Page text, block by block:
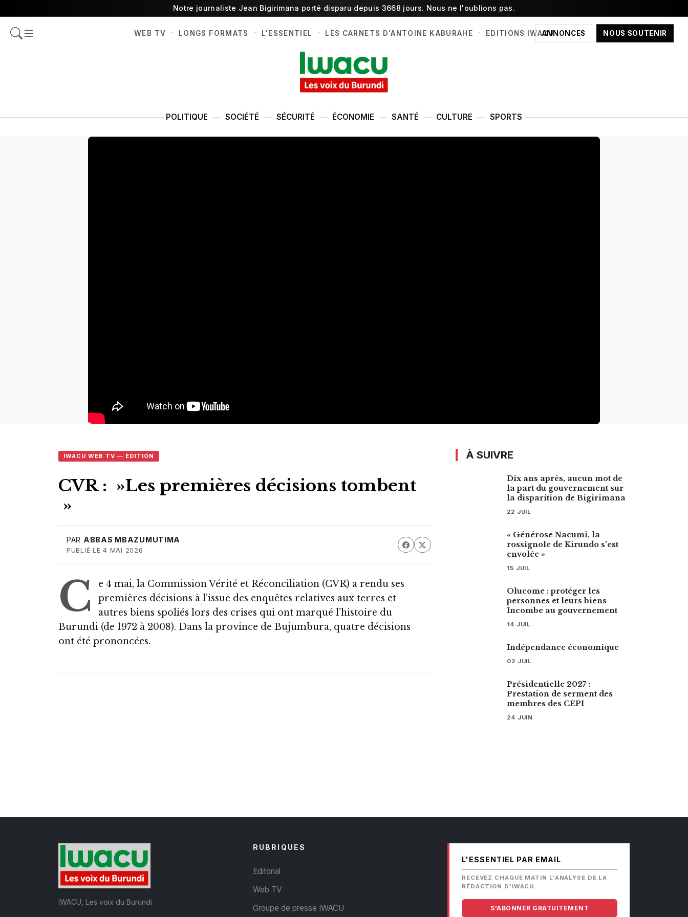
Notre journaliste Jean Bigirimana porté disparu depuis 3668 jours. Nous ne l'oublions pas.
ANNONCES NOUS SOUTENIR
WEB TV · LONGS FORMATS · L'ESSENTIEL · LES CARNETS D'ANTOINE KABURAHE · EDITIONS IWACU
POLITIQUE SOCIÉTÉ SÉCURITÉ ÉCONOMIE SANTÉ CULTURE SPORTS
IWACU WEB TV — ÉDITION
CVR : »Les premières décisions tombent
»
PAR ABBAS MBAZUMUTIMA
PUBLIÉ LE 4 MAI 2026
C
e 4 mai, la Commission Vérité et Réconciliation (CVR) a rendu ses
premières décisions à l’issue des enquêtes relatives aux terres et
autres biens spoliés lors des crises qui ont marqué l’histoire du
Burundi (de 1972 à 2008). Dans la province de Bujumbura, quatre décisions
ont été prononcées.
À SUIVRE
Dix ans après, aucun mot de
la part du gouvernement sur
la disparition de Bigirimana
22 JUIL
« Générose Nacumi, la
rossignole de Kirundo s’est
envolée »
15 JUIL
Olucome : protéger les
personnes et leurs biens
Incombe au gouvernement
14 JUIL
Indépendance économique
02 JUIL
Présidentielle 2027 :
Prestation de serment des
membres des CEPI
24 JUIN
IWACU, Les voix du Burundi
RUBRIQUES
Editorial
Web TV
Groupe de presse IWACU
L'ESSENTIEL PAR EMAIL
RECEVEZ CHAQUE MATIN L'ANALYSE DE LA
RÉDACTION D'IWACU.
S'ABONNER GRATUITEMENT